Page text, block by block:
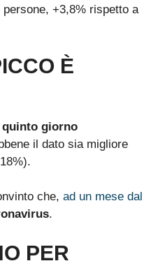
persone, +3,8% rispetto a
È
quinto giorno
il dato sia migliore
che, ad un mese dal
.
PER